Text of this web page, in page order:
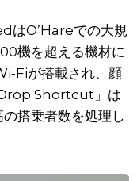
はO’Hareでの大規
機を超える機材に
が搭載され、顔
Shortcut」は
搭乗者数を処理し